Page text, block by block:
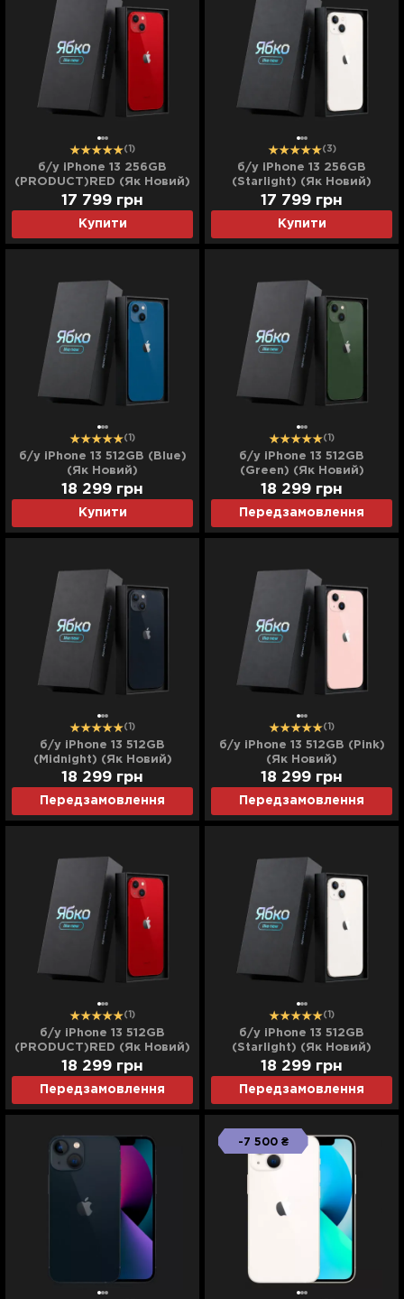
(1)
б/у iPhone 13 256GB
(PRODUCT)RED (Як Новий)
Купити
17 799 грн
(3)
б/у iPhone 13 256GB
(Starlight) (Як Новий)
Купити
17 799 грн
(1)
б/у iPhone 13 512GB (Blue)
(Як Новий)
Купити
18 299 грн
(1)
б/у iPhone 13 512GB
(Green) (Як Новий)
Передзамовлення
18 299 грн
(1)
б/у iPhone 13 512GB
(Midnight) (Як Новий)
Передзамовлення
18 299 грн
(1)
б/у iPhone 13 512GB (Pink)
(Як Новий)
Передзамовлення
18 299 грн
(1)
б/у iPhone 13 512GB
(PRODUCT)RED (Як Новий)
Передзамовлення
18 299 грн
(1)
б/у iPhone 13 512GB
(Starlight) (Як Новий)
Передзамовлення
18 299 грн
-7 500 ₴